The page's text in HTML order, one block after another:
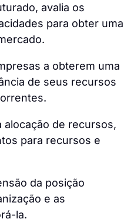
avalia os
para obter uma
a obterem uma
de seus recursos
alocação de recursos,
para recursos e
da posição
e as
la.